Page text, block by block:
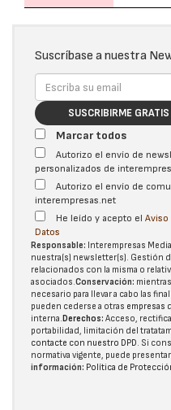
Suscríbase a nuestra
SUSCRIBIRME GRATIS
Marcar todos
Autorizo el envío de
personalizados de
Autorizo el envío de
interempresas.net
He leído y acepto el Aviso
Datos
Responsable: Interempresas
nuestra(s) newsletter(s). Gestión
relacionados con la misma o
asociados.Conservación:
necesario para llevar a cabo las
pueden cederse a otras empresas
interna.Derechos: Acceso,
portabilidad, limitación del
contacte con nuestro DPD. Si
normativa vigente, puede
información: Política de